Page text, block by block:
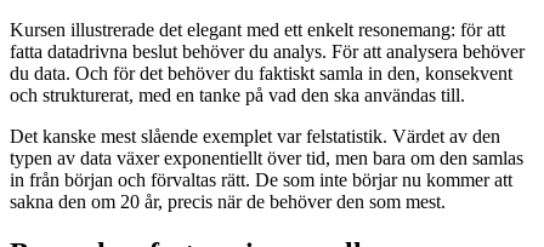
Kursen illustrerade det elegant med ett enkelt resonemang: för att
fatta datadrivna beslut behöver du analys. För att analysera behöver
du data. Och för det behöver du faktiskt samla in den, konsekvent
och strukturerat, med en tanke på vad den ska användas till.
Det kanske mest slående exemplet var felstatistik. Värdet av den
typen av data växer exponentiellt över tid, men bara om den samlas
in från början och förvaltas rätt. De som inte börjar nu kommer att
sakna den om 20 år, precis när de behöver den som mest.